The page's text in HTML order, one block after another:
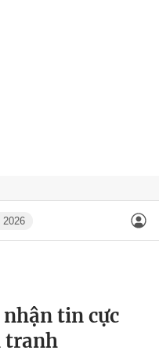
2026
nhận tin cực
tranh